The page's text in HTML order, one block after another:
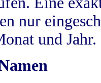
nur
und Jahr.